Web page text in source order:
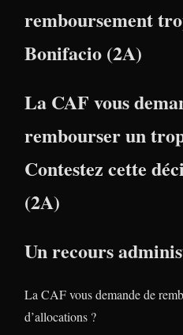
remboursement
Bonifacio (2A)
La CAF vous
rembourser un
Contestez cette
(2A)
Un recours
La CAF vous demande de
d’allocations ?